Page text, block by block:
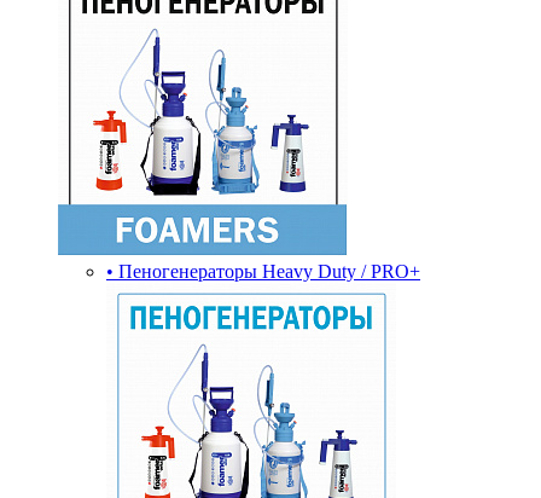
• Пеногенераторы Heavy Duty / PRO+